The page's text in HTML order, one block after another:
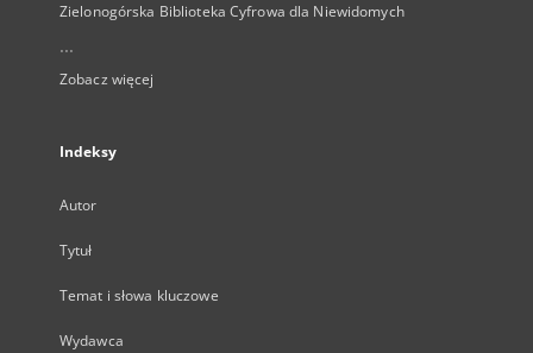
Zielonogórska Biblioteka Cyfrowa dla Niewidomych
...
Zobacz więcej
Indeksy
Autor
Tytuł
Temat i słowa kluczowe
Wydawca